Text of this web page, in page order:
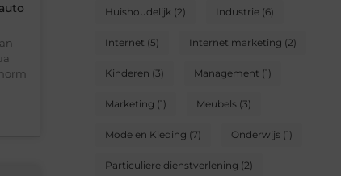
Huishoudelijk (2) Industrie (6)
Internet (5) Internet marketing (2)
Kinderen (3) Management (1)
Marketing (1) Meubels (3)
Mode en Kleding (7) Onderwijs (1)
Particuliere dienstverlening (2)